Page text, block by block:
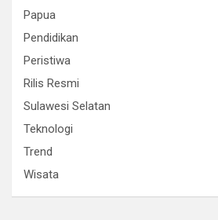
Papua
Pendidikan
Peristiwa
Rilis Resmi
Sulawesi Selatan
Teknologi
Trend
Wisata